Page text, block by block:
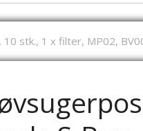
stk., 1 x filter, MP02,